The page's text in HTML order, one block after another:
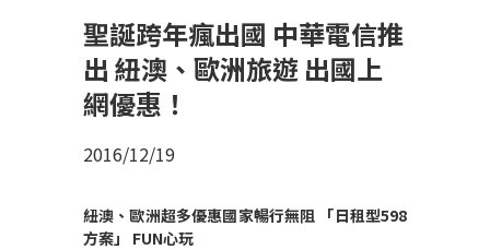
聖誕跨年瘋出國 中華電信推
出 紐澳、歐洲旅遊 出國上
網優惠！
2016/12/19
紐澳 、歐洲超多優惠國家暢行無阻 「日租型598
方案」
FUN心玩